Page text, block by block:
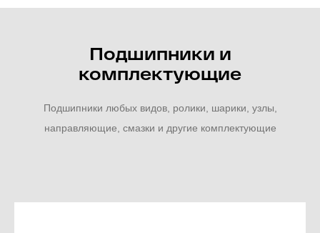
Подшипники и
комплектующие
Подшипники любых видов, ролики, шарики, узлы,
направляющие, смазки и другие комплектующие